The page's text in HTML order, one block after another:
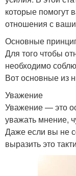
которые помогут
отношения с
Основные
Для того чтобы
необходимо
Вот основные из
Уважение
Уважение — это
уважать мнение,
Даже если вы не
выразить это